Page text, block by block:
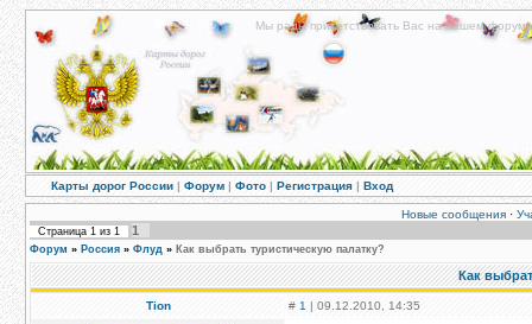
Мы рады приветствовать Вас на нашем
Карты дорог России | Форум | Фото | Регистрация | Вход
Новые сообщения·
Страница 1 из 1 1
Форум » Россия » Флуд » Как выбрать туристическую палатку?
Как
Tion # 1 | 09.12.2010, 14:35